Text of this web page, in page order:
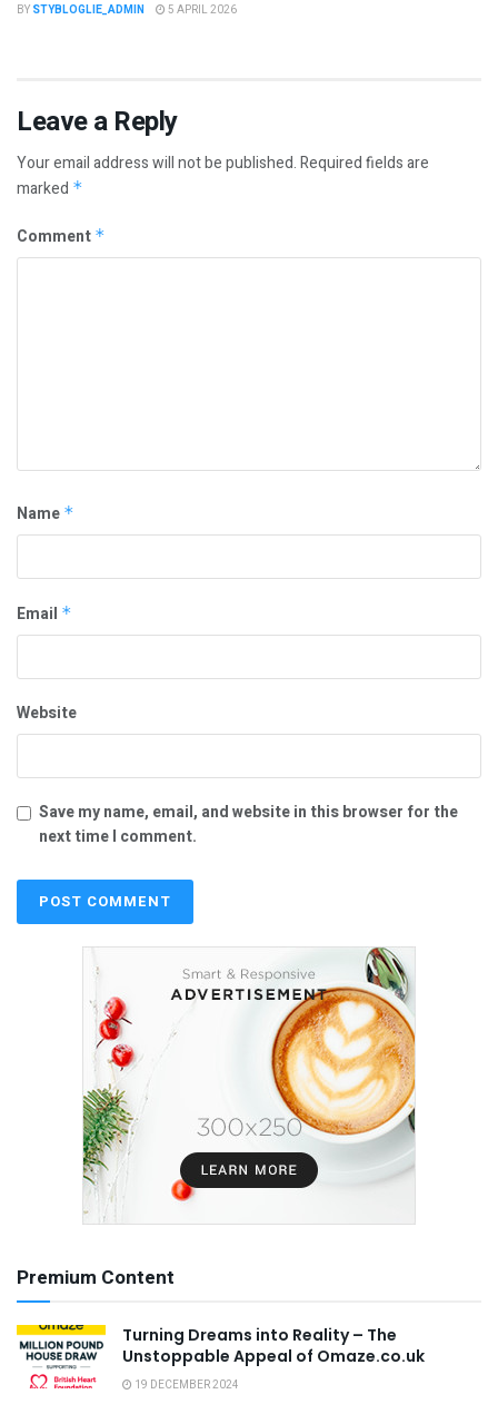
BY STYBLOGLIE_ADMIN 5 APRIL 2026
Leave a Reply
Your email address will not be published.Required fields are
marked *
Comment *
Name *
Email *
Website
Save my name, email, and website in this browser for the
next time I comment.
Premium Content
Turning Dreams into Reality – The
Unstoppable Appeal of Omaze.co.uk
19 DECEMBER 2024